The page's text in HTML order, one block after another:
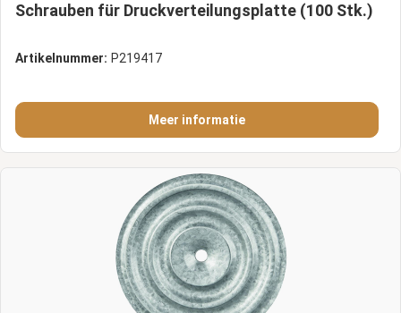
Schrauben für Druckverteilungsplatte (100 Stk.)
Artikelnummer: P219417
Meer informatie